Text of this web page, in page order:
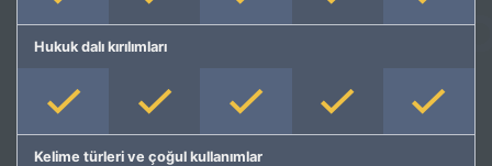
Hukuk dalı kırılımları
Kelime türleri ve çoğul kullanımlar